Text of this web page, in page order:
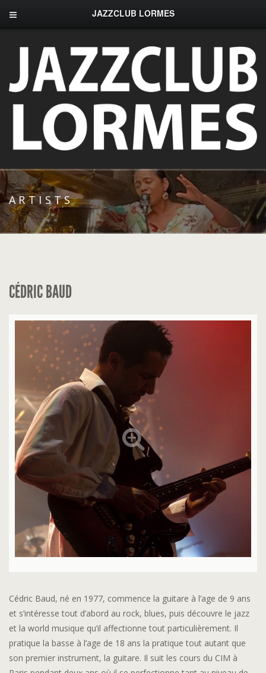
JAZZCLUB LORMES
ARTISTS
CÉDRIC BAUD
Cédric Baud, né en 1977, commence la guitare à l’age de 9 ans
et s’intéresse tout d’abord au rock, blues, puis découvre le jazz
et la world musique qu’il affectionne tout particulièrement. Il
pratique la basse à l’age de 18 ans la pratique tout autant que
son premier instrument, la guitare. Il suit les cours du CIM à